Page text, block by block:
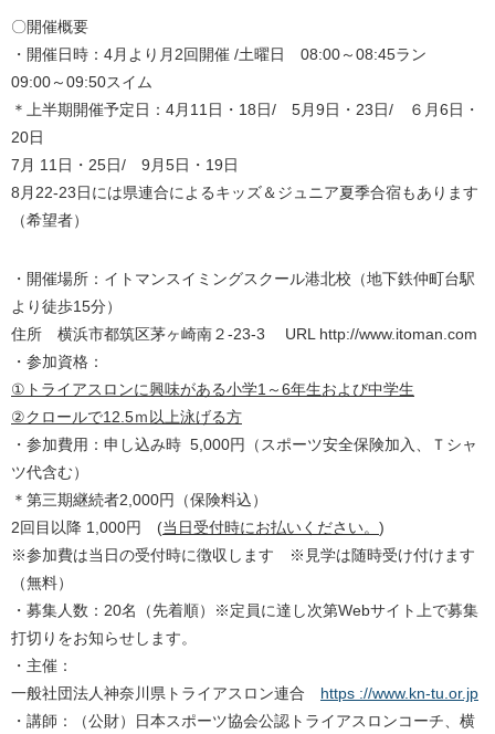
〇開催概要
・開催日時：4月より月2回開催 /土曜日 08:00～08:45ラン
09:00～09:50スイム
＊上半期開催予定日：4月11日・18日/ 5月9日・23日/ ６月6日・
20日
7月 11日・25日/ 9月5日・19日
8月22-23日には県連合によるキッズ＆ジュニア夏季合宿もあります
（希望者）
・開催場所：イトマンスイミングスクール港北校（地下鉄仲町台駅
より徒歩15分）
住所 横浜市都筑区茅ヶ崎南２‐23‐3 URL http://www.itoman.com
・参加資格：
① トライアスロンに興味がある小学1～6年生および中学生
②クロールで12. 5ｍ以上泳げる方
・参加費用：申し込み時 5,000円（スポーツ安全保険加入、Ｔシャ
ツ代含む）
＊第三期継続者2,000円（保険料込）
2回目以降 1,000円 (当日受付時にお払いください。 )
※参加費は当日の受付時に徴収します ※見学は随時受け付けます
（無料）
・募集人数：20名（先着順）※定員に達し次第Webサイト上で募集
打切りをお知らせします。
・主催：
一般社団法人神奈川県トライアスロン連合 https ://www.kn-tu.or.jp
・講師：（公財）日本スポーツ協会公認トライアスロンコーチ、横